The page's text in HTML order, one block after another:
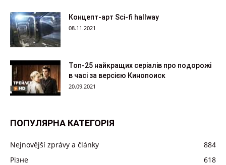
Концепт-арт Sci-fi hallway
08.11.2021
Топ-25 найкращих серіалів про подорожі
в часі за версією Кинопоиск
20.09.2021
ПОПУЛЯРНА КАТЕГОРІЯ
Nejnovější zprávy a články
884
Різне
618